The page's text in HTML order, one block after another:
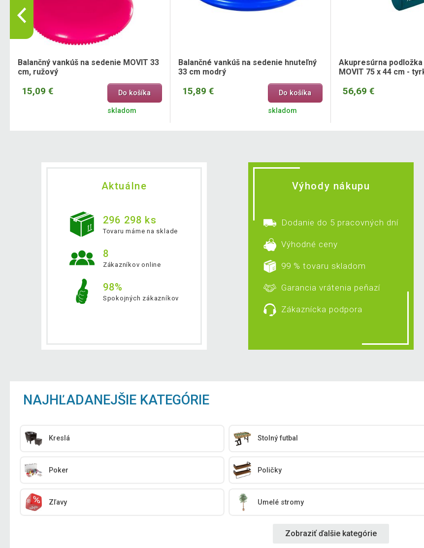
Balančný vankúš na sedenie MOVIT 33
cm, ružový
15,09 € Do košíka
skladom
Balančné vankúš na sedenie hnuteľný
33 cm modrý
15,89 € Do košíka
skladom
Akupresúrna
MOVIT 75 x 44 cm -
56,69 €
Aktuálne
296 298 ks
Tovaru máme na sklade
8
Zákazníkov online
98%
Spokojných zákazníkov
Výhody nákupu
Dodanie do 5 pracovných dní
Výhodné ceny
99 % tovaru skladom
Garancia vrátenia peňazí
Zákaznícka podpora
NAJHĽADANEJŠIE KATEGÓRIE
Kreslá Stolný futbal
Poker Poličky
Zľavy Umelé stromy
Zobraziť ďalšie kategórie